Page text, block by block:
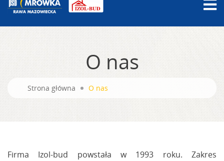
O nas
Strona główna O nas
Firma Izol-bud powstała w 1993 roku. Zakres